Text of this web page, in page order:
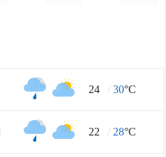
24 / 30°C
22 / 28°C